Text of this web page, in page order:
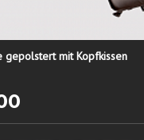
gepolstert mit Kopfkissen